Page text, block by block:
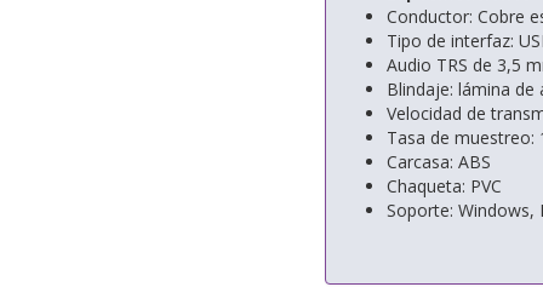
Conductor: Cobre
Tipo de interfaz:
Audio TRS de 3,5
Blindaje: lámina
Velocidad de
Tasa de muestreo:
Carcasa: ABS
Chaqueta: PVC
Soporte: Windows,